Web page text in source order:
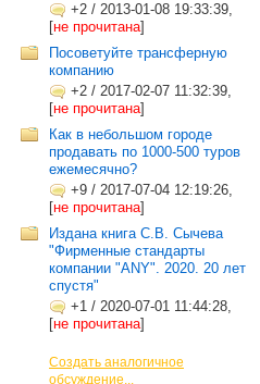
+2 / 2013-01-08 19:33:39,
[не прочитана]
Посоветуйте трансферную
компанию
+2 / 2017-02-07 11:32:39,
[не прочитана]
Как в небольшом городе
продавать по 1000-500 туров
ежемесячно?
+9 / 2017-07-04 12:19:26,
[не прочитана]
Издана книга С.В. Сычева
"Фирменные стандарты
компании "ANY". 2020. 20 лет
спустя"
+1 / 2020-07-01 11:44:28,
[не прочитана]
Создать аналогичное
обсуждение...